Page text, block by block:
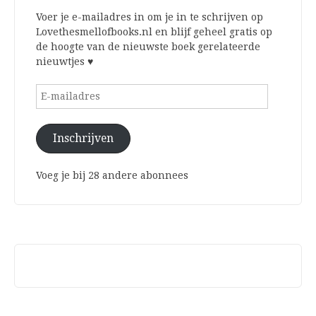
Voer je e-mailadres in om je in te schrijven op
Lovethesmellofbooks.nl en blijf geheel gratis op
de hoogte van de nieuwste boek gerelateerde
nieuwtjes ♥
E-
Inschrijven
Voeg je bij 28 andere abonnees